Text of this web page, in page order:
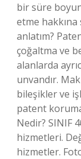
bir süre
etme hakkına
anlatım?
çoğaltma ve
alanlarda
unvandır.
bileşikler ve
patent
Nedir? SINIF
hizmetleri.
hizmetler.